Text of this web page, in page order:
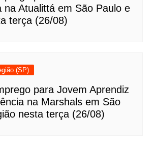
na Atualittá em São Paulo e
terça (26/08)
(SP)
para Jovem Aprendiz
na Marshals em São
nesta terça (26/08)